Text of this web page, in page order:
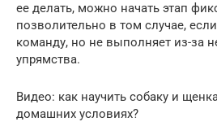
ее делать, можно начать этап
позволительно в том случае,
команду, но не выполняет из-за
упрямства.
Видео: как научить собаку и
домашних условиях?